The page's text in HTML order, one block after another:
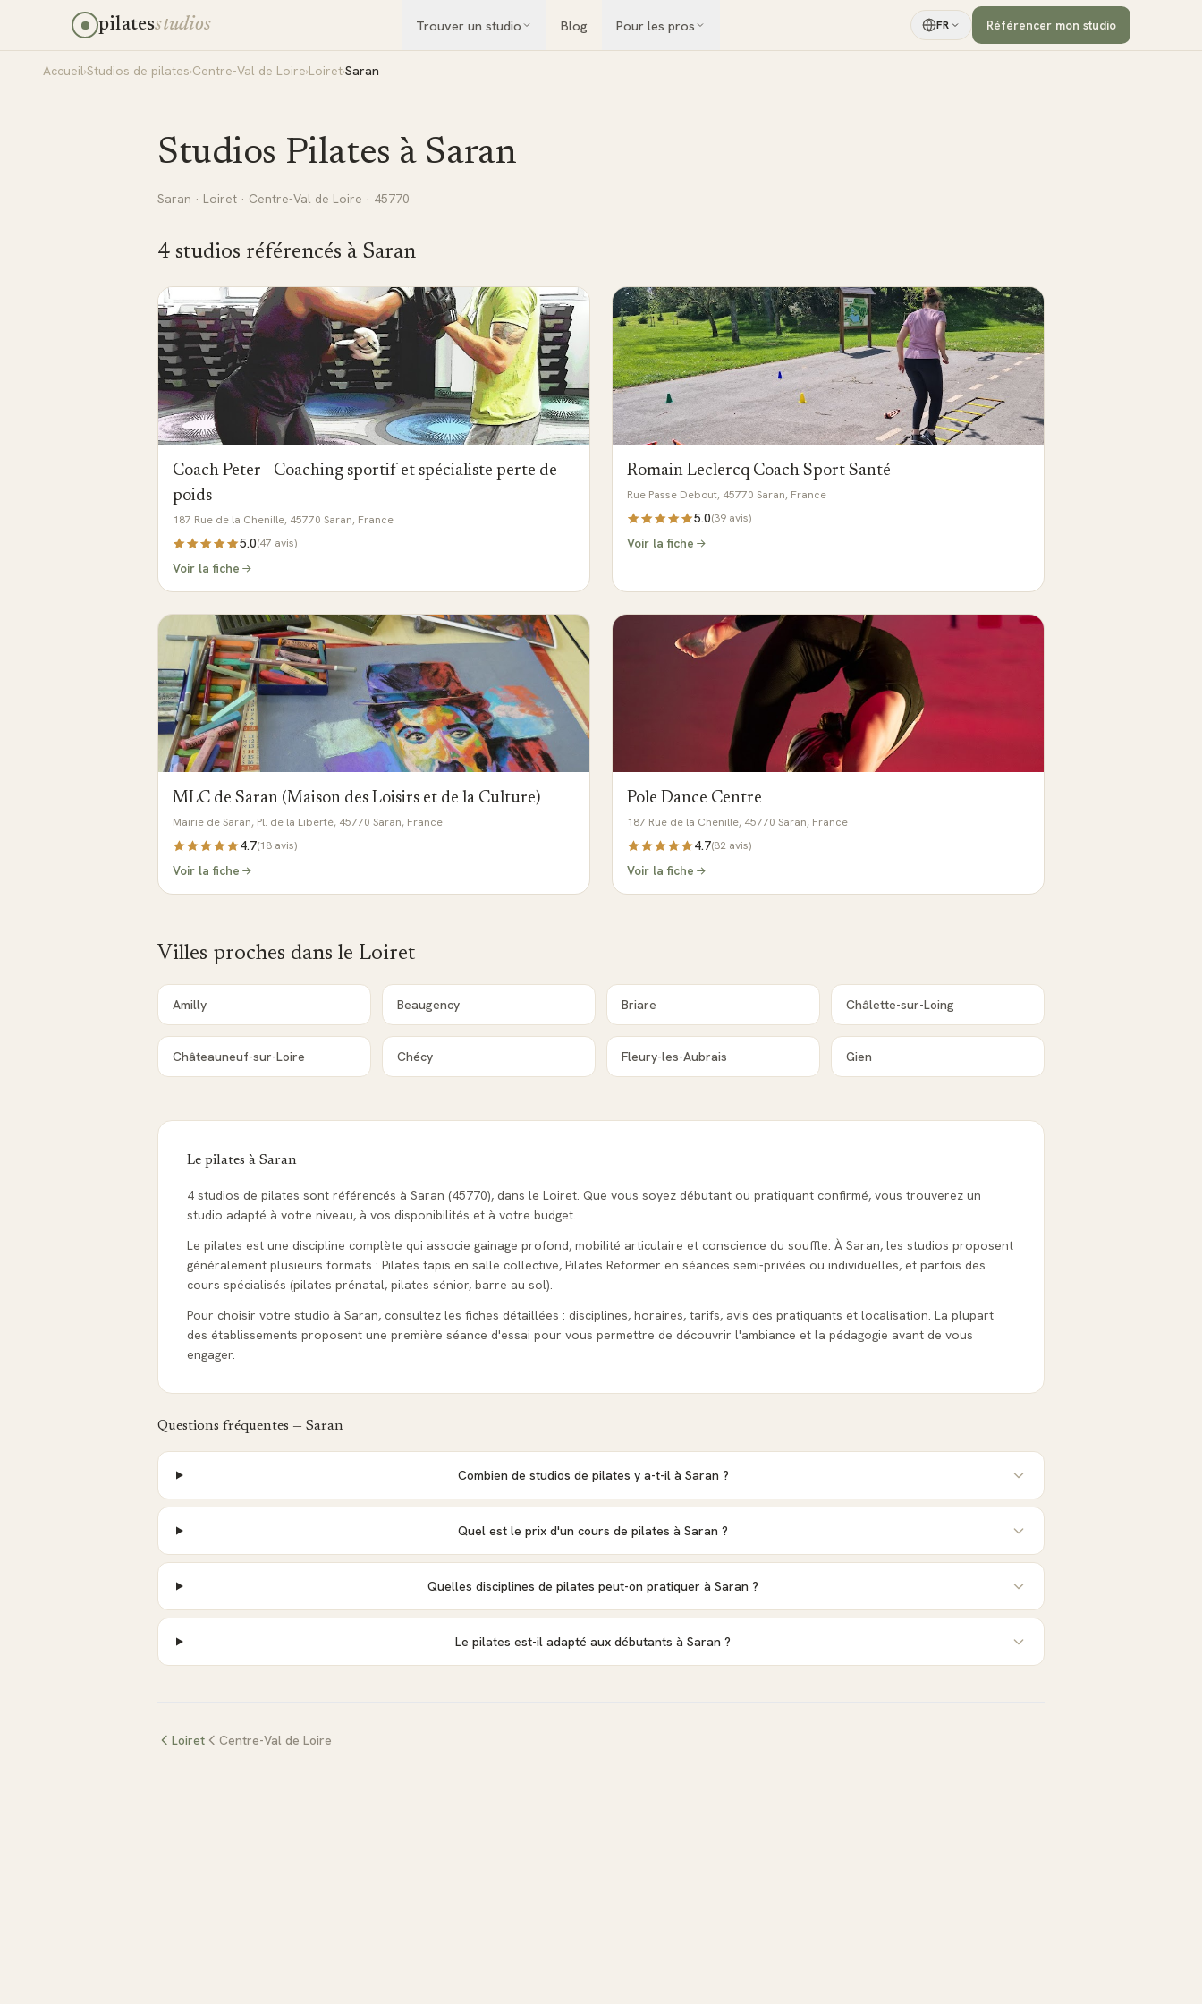
pilatesstudios Trouver un studio Blog Pour les pros FR Référencer mon studio
Accueil›Studios de pilates›Centre-Val de Loire›Loiret›Saran
Studios Pilates à Saran
Saran · Loiret · Centre-Val de Loire · 45770
4 studios référencés à Saran
Coach Peter - Coaching sportif et spécialiste perte de
poids
187 Rue de la Chenille, 45770 Saran, France
5.0(47 avis)
Voir la fiche
Romain Leclercq Coach Sport Santé
Rue Passe Debout, 45770 Saran, France
5.0(39 avis)
Voir la fiche
MLC de Saran (Maison des Loisirs et de la Culture)
Mairie de Saran, Pl. de la Liberté, 45770 Saran, France
4.7(18 avis)
Voir la fiche
Pole Dance Centre
187 Rue de la Chenille, 45770 Saran, France
4.7(82 avis)
Voir la fiche
Villes proches dans le Loiret
Amilly Beaugency Briare Châlette-sur-Loing
Châteauneuf-sur-Loire Chécy Fleury-les-Aubrais Gien
Le pilates à Saran
4 studios de pilates sont référencés à Saran (45770), dans le Loiret. Que vous soyez débutant ou pratiquant confirmé, vous trouverez un
studio adapté à votre niveau, à vos disponibilités et à votre budget.
Le pilates est une discipline complète qui associe gainage profond, mobilité articulaire et conscience du souffle. À Saran, les studios proposent
généralement plusieurs formats : Pilates tapis en salle collective, Pilates Reformer en séances semi-privées ou individuelles, et parfois des
cours spécialisés (pilates prénatal, pilates sénior, barre au sol).
Pour choisir votre studio à Saran, consultez les fiches détaillées : disciplines, horaires, tarifs, avis des pratiquants et localisation. La plupart
des établissements proposent une première séance d'essai pour vous permettre de découvrir l'ambiance et la pédagogie avant de vous
engager.
Questions fréquentes — Saran
Combien de studios de pilates y a-t-il à Saran ?
Quel est le prix d'un cours de pilates à Saran ?
Quelles disciplines de pilates peut-on pratiquer à Saran ?
Le pilates est-il adapté aux débutants à Saran ?
Loiret Centre-Val de Loire